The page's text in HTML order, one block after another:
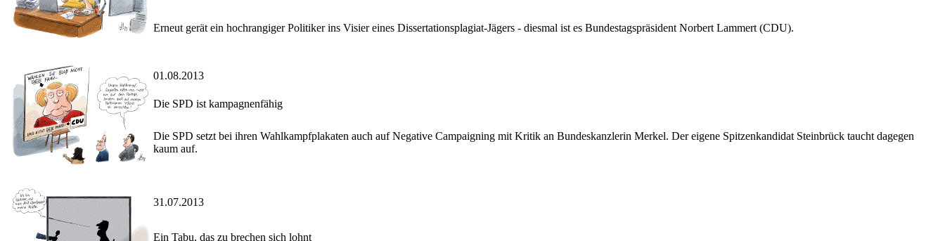
Erneut gerät ein hochrangiger Politiker ins Visier eines Dissertationsplagiat-Jägers - diesmal ist es Bundestagspräsident Norbert Lammert (CDU).
01.08.2013
Die SPD ist kampagnenfähig
Die SPD setzt bei ihren Wahlkampfplakaten auch auf Negative Campaigning mit Kritik an Bundeskanzlerin Merkel. Der eigene Spitzenkandidat Steinbrück taucht dagegen
kaum auf.
31.07.2013
Ein Tabu, das zu brechen sich lohnt